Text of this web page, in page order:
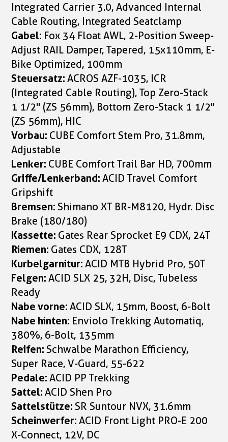
Integrated Carrier 3.0, Advanced Internal
Cable Routing, Integrated Seatclamp
Gabel: Fox 34 Float AWL, 2-Position Sweep-
Adjust RAIL Damper, Tapered, 15x110mm, E-
Bike Optimized, 100mm
Steuersatz:ACROS AZF-1035, ICR
(Integrated Cable Routing), Top Zero-Stack
1 1/2" (ZS 56mm), Bottom Zero-Stack 1 1/2"
(ZS 56mm), HIC
Vorbau: CUBE Comfort Stem Pro, 31.8mm,
Adjustable
Lenker: CUBE Comfort Trail Bar HD, 700mm
Griffe/Lenkerband:ACID Travel Comfort
Gripshift
Bremsen:Shimano XT BR-M8120, Hydr. Disc
Brake (180/180)
Kassette: Gates Rear Sprocket E9 CDX, 24T
Riemen: Gates CDX, 128T
Kurbelgarnitur:ACID MTB Hybrid Pro, 50T
Felgen:ACID SLX 25, 32H, Disc, Tubeless
Ready
Nabe vorne:ACID SLX, 15mm, Boost, 6-Bolt
Nabe hinten: Enviolo Trekking Automatiq,
380%, 6-Bolt, 135mm
Reifen:Schwalbe Marathon Efficiency,
Super Race, V-Guard, 55-622
Pedale:ACID PP Trekking
Sattel:ACID Shen Pro
Sattelstütze:SR Suntour NVX, 31.6mm
Scheinwerfer:ACID Front Light PRO-E 200
X-Connect, 12V, DC